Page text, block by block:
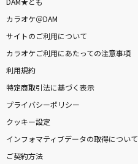
&Z
SawanoHiroyuki[nZk]:mizuki
[プロオケ]千の風になって
[生音]KissHug
aiko
DAM★とも
カラオケ＠DAM
サイトのご利用について
カラオケご利用にあたっての注意事項
利用規約
特定商取引法に基づく表示
プライバシーポリシー
クッキー設定
インフォマティブデータの取得について
ご契約方法